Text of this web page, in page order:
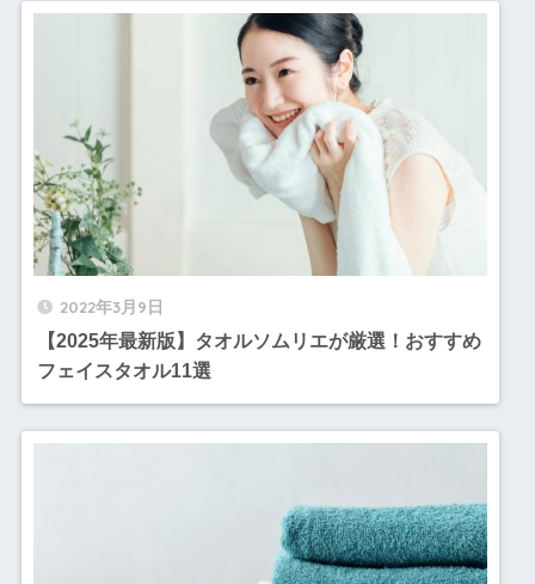
2022年3月9日
【2025年最新版】タオルソムリエが厳選！おすすめ
フェイスタオル11選